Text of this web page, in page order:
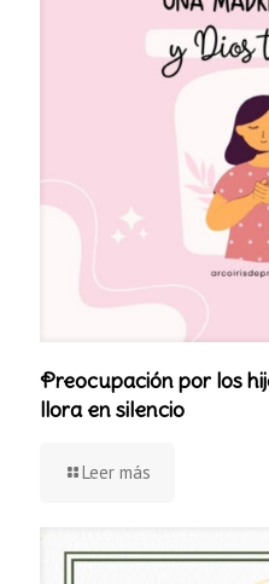
Preocupación por los
llora en silencio
Leer más